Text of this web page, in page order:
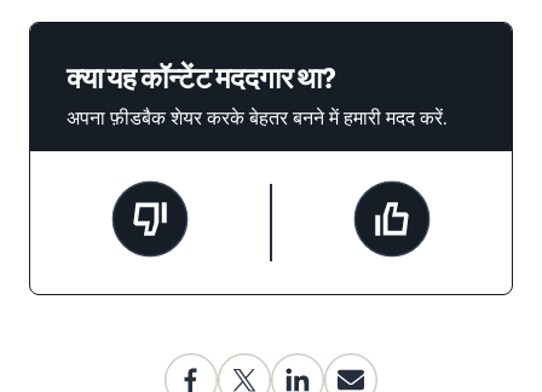
क्या यह कॉन्टेंट मददगार था?
अपना फ़ीडबैक शेयर करके बेहतर बनने में हमारी मदद करें.